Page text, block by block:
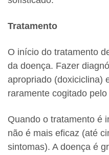
Tratamento
O início do tratamento
da doença. Fazer
apropriado (doxiciclina)
raramente cogitado
Quando o tratamento é
não é mais eficaz (até
sintomas). A doença é